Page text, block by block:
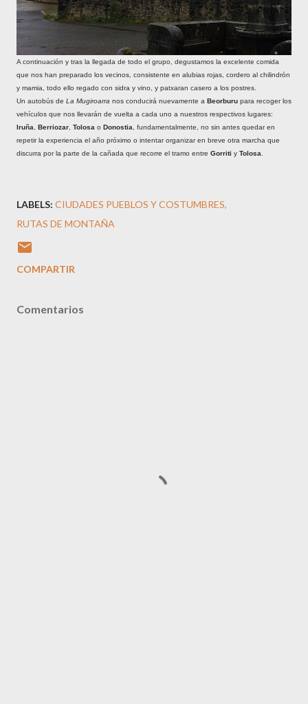
A continuación y tras la llegada de todo el grupo, degustamos la excelente comida
que nos han preparado los vecinos, consistente en alubias rojas, cordero al chilindrón
y mamia, todo ello regado con sidra y vino, y patxaran casero a los postres.
Un autobús de La Mugiroarra nos conducirá nuevamente a Beorburu para recoger los
vehículos que nos llevarán de vuelta a cada uno a nuestros respectivos lugares:
Iruña, Berriozar, Tolosa o Donostia, fundamentalmente, no sin antes quedar en
repetir la experiencia el año próximo o intentar organizar en breve otra marcha que
discurra por la parte de la cañada que recorre el tramo entre Gorriti y Tolosa.
LABELS: CIUDADES PUEBLOS Y COSTUMBRES
RUTAS DE MONTAÑA
COMPARTIR
Comentarios